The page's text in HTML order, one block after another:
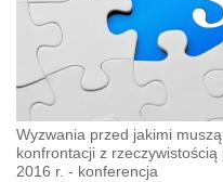
Wyzwania przed jakimi
konfrontacji z
2016 r. - konferencja